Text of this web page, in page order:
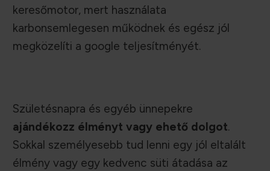
keresőmotor, mert használata
karbonsemlegesen működnek és egész jól
megközelíti a google teljesítményét.
Születésnapra és egyéb ünnepekre
ajándékozz élményt vagy ehető dolgot.
Sokkal személyesebb tud lenni egy jól eltalált
élmény vagy egy kedvenc süti átadása az